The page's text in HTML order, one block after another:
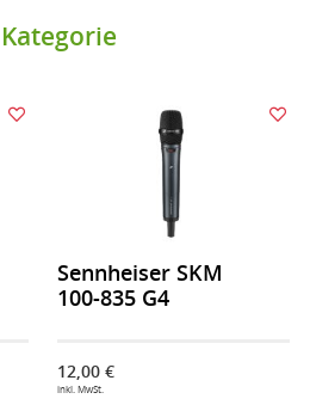
Sennheiser SKM
100-835 G4
12,00 €
inkl. MwSt.